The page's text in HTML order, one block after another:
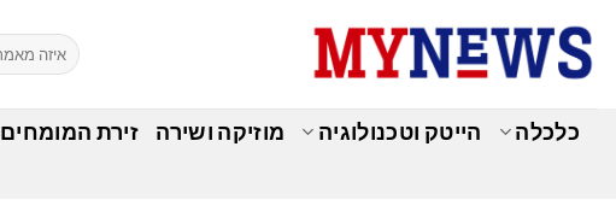
content
כלכלה הייטק וטכנולוגיה מוזיקה ושירה זירת המומחים